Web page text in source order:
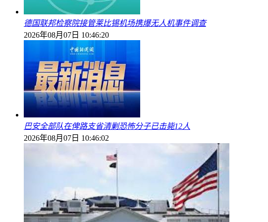
德国联邦检察院接管莱比锡机场携爆无人机事件调查
2026年08月07日 10:46:20
巴安全部队在俾路支省清剿恐怖分子已击毙12人
2026年08月07日 10:46:02